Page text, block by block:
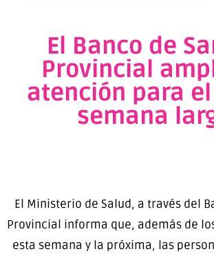
El Banco de
Provincial
atención para
semana
El Ministerio de Salud, a través del
Provincial informa que, además de
esta semana y la próxima, las